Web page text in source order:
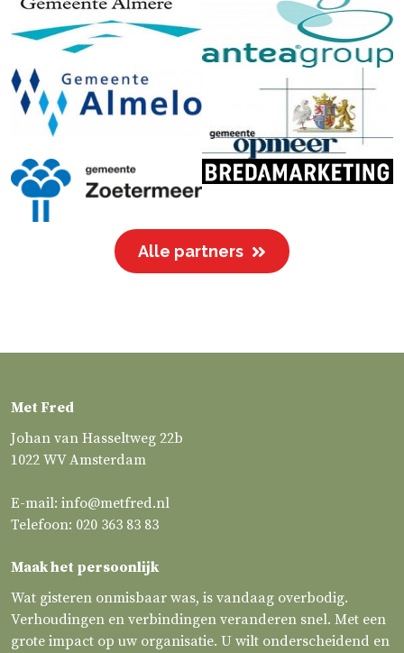
Alle partners
Met Fred
Johan van Hasseltweg 22b
1022 WV Amsterdam
E-mail: info@metfred.nl
Telefoon: 020 363 83 83
Maak het persoonlijk
Wat gisteren onmisbaar was, is vandaag overbodig.
Verhoudingen en verbindingen veranderen snel. Met een
grote impact op uw organisatie. U wilt onderscheidend en